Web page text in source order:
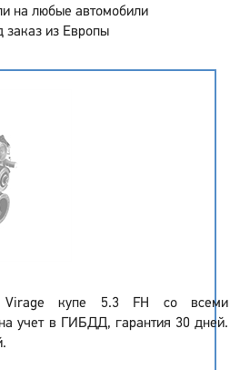
на любые автомобили
заказ из Европы
Virage купе 5.3 FH со всеми
учет в ГИБДД, гарантия 30 дней.